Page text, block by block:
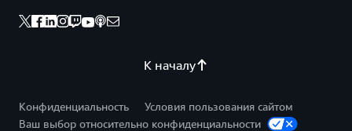
К началу
Конфиденциальность
Условия пользования сайтом
Ваш выбор относительно конфиденциальности